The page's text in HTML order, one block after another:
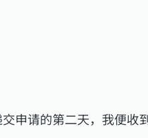
申请的第二天，我便收